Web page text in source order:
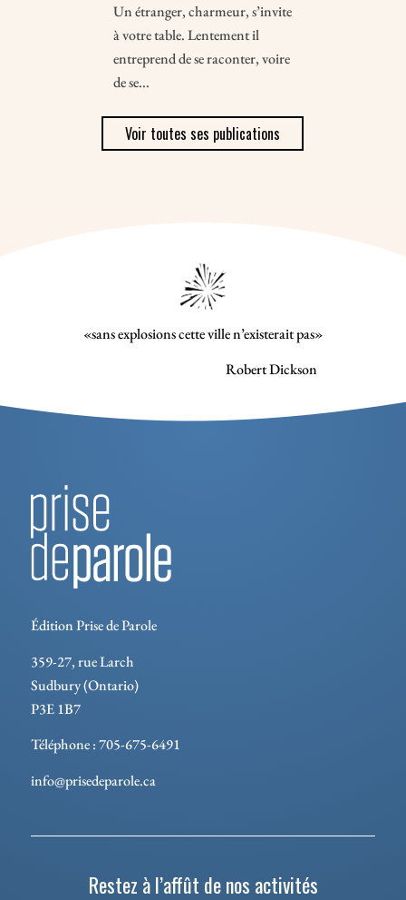
Un étranger, charmeur, s’invite
à votre table. Lentement il
entreprend de se raconter, voire
de se...
Voir toutes ses publications
«sans explosions cette ville n’existerait pas»
Robert Dickson
Édition Prise de Parole
359-27, rue Larch
Sudbury (Ontario)
P3E 1B7
Téléphone : 705-675-6491
info@prisedeparole.ca
Restez à l’affût de nos activités